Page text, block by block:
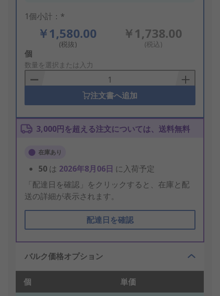
1個小計：*
￥1,580.00
(税抜)
￥1,738.00
(税込)
Add
to
Basket
個
数量を選択または入力
注文書へ追加
3,000円を超える注文については、送料無料
在庫あり
50 は 2026年8月06日 に入荷予定
「配達日を確認」をクリックすると、在庫と配
送の詳細が表示されます。
配達日を確認
バルク価格オプション
個 単価